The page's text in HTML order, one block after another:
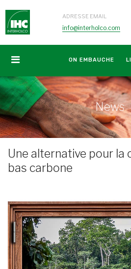
ADRESSE EMAIL
info@interholco.com
ON EMBAUCHE
News
Une alternative pour la
bas carbone